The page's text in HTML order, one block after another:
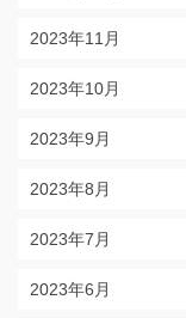
2023年11月
2023年10月
2023年9月
2023年8月
2023年7月
2023年6月